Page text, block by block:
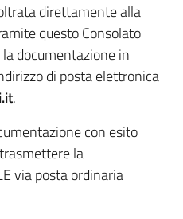
direttamente alla
questo Consolato
documentazione in
di posta elettronica
.
con esito
la
via posta ordinaria